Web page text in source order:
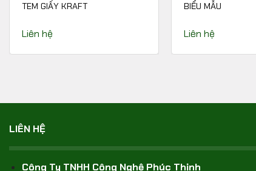
TEM GIẤY KRAFT
Liên hệ
BIỂU MẪU
Liên hệ
LIÊN HỆ
Công Ty TNHH Công Nghệ Phúc Thịnh